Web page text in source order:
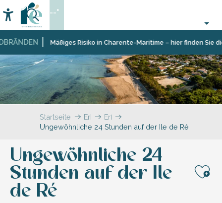
au
contenu
principal
Mäßiges Risiko in Charente-Maritime – hier finden Sie
Accessibilité
Suche
--°
Startseite ErkundenErfahrungen
Ungewöhnliche 24 Stunden auf der Ile de Ré
Ungewöhnliche 24
Stunden auf der Ile
de Ré